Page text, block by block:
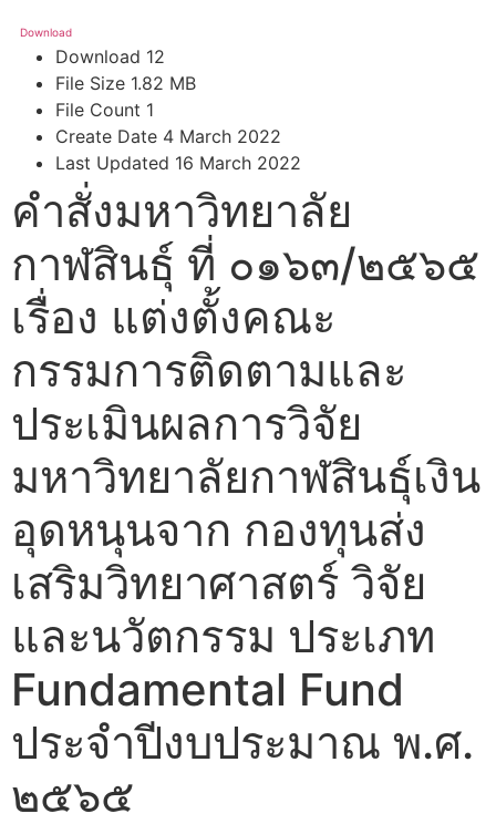
Download
Download 12
File Size 1.82 MB
File Count 1
Create Date 4 March 2022
Last Updated 16 March 2022
คำสั่งมหาวิทยาลัย
กาฬสินธุ์ ที่ ๐๑๖๓/๒๕๖๕
เรื่อง แต่งตั้งคณะ
กรรมการติดตามและ
ประเมินผลการวิจัย
มหาวิทยาลัยกาฬสินธุ์เงิน
อุดหนุนจาก กองทุนส่ง
เสริมวิทยาศาสตร์ วิจัย
และนวัตกรรม ประเภท
Fundamental Fund
ประจำปีงบประมาณ พ.ศ.
๒๕๖๕